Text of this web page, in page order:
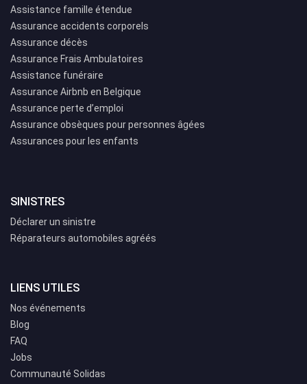
Assistance famille étendue
Assurance accidents corporels
Assurance décès
Assurance Frais Ambulatoires
Assistance funéraire
Assurance Airbnb en Belgique
Assurance perte d’emploi
Assurance obsèques pour personnes âgées
Assurances pour les enfants
SINISTRES
Déclarer un sinistre
Réparateurs automobiles agréés
LIENS UTILES
Nos événements
Blog
FAQ
Jobs
Communauté Solidas